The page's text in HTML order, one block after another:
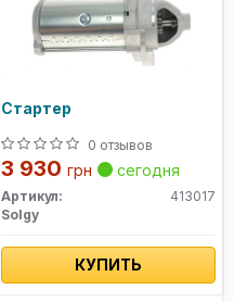
Стартер
0 отзывов
3 930 грн сегодня
Артикул:
413017
Solgy
КУПИТЬ